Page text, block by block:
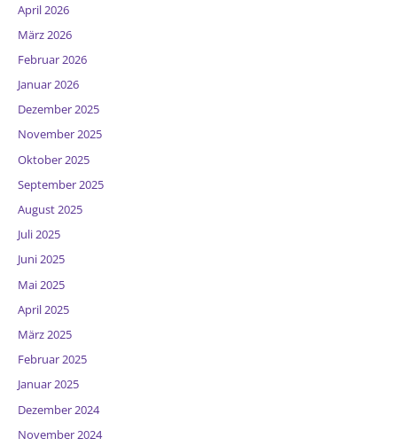
April 2026
März 2026
Februar 2026
Januar 2026
Dezember 2025
November 2025
Oktober 2025
September 2025
August 2025
Juli 2025
Juni 2025
Mai 2025
April 2025
März 2025
Februar 2025
Januar 2025
Dezember 2024
November 2024